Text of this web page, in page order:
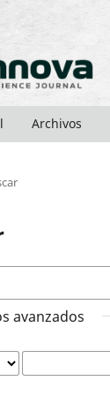
Archivos
avanzados